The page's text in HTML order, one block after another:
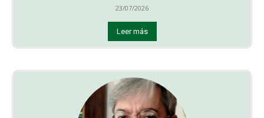
23/07/2026
Leer más